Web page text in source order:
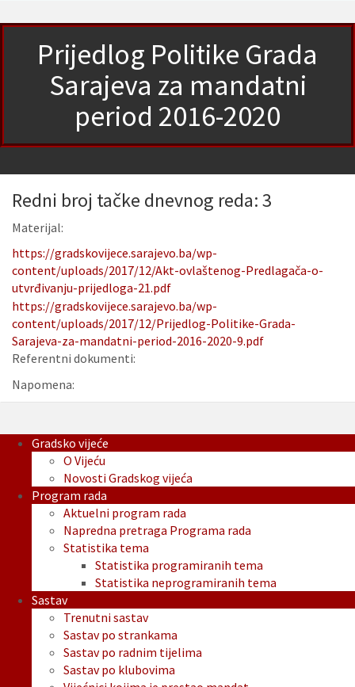
Prijedlog Politike Grada
Sarajeva za mandatni
period 2016-2020
Redni broj tačke dnevnog reda: 3
Materijal:
https://gradskovijece.sarajevo.ba/wp-
content/uploads/2017/12/Akt-ovlaštenog-Predlagača-o-
utvrđivanju-prijedloga-21.pdf
https://gradskovijece.sarajevo.ba/wp-
content/uploads/2017/12/Prijedlog-Politike-Grada-
Sarajeva-za-mandatni-period-2016-2020-9.pdf
Referentni dokumenti:
Napomena:
Gradsko vijeće
O Vijeću
Novosti Gradskog vijeća
Program rada
Aktuelni program rada
Napredna pretraga Programa rada
Statistika tema
Statistika programiranih tema
Statistika neprogramiranih tema
Sastav
Trenutni sastav
Sastav po strankama
Sastav po radnim tijelima
Sastav po klubovima